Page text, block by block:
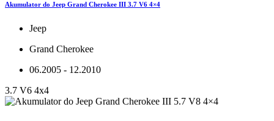
Akumulator do Jeep Grand Cherokee III 3.7 V6 4×4
Jeep
Grand Cherokee
06.2005 - 12.2010
3.7 V6 4x4